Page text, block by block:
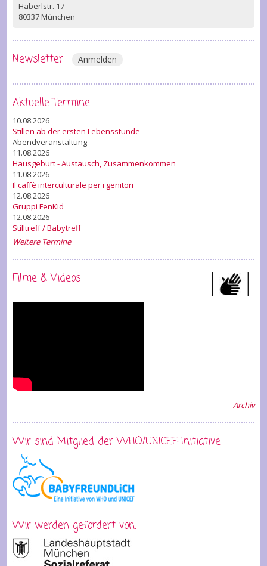
Häberlstr. 17
80337 München
Newsletter Anmelden
Aktuelle Termine
10.08.2026
Stillen ab der ersten Lebensstunde
Abendveranstaltung
11.08.2026
Hausgeburt - Austausch, Zusammenkommen
11.08.2026
Il caffè interculturale per i genitori
12.08.2026
Gruppi FenKid
12.08.2026
Stilltreff / Babytreff
Weitere Termine
Filme & Videos
Archiv
Wir sind Mitglied der WHO/UNICEF-Initiative
Wir werden gefördert von: